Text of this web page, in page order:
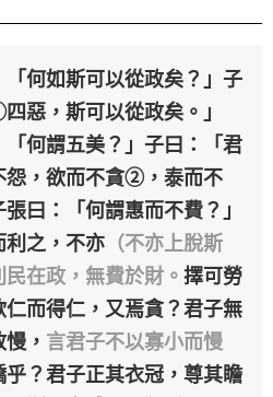
何如斯可以從政矣？」子
惡，斯可以從政矣。」
「何謂五美？」子曰：「君
怨，欲而不貪②，泰而不
曰：「何謂惠而不費？」
利之，不亦 （不亦上脫斯
民在政，無費於財。擇可勞
而得仁，又焉貪？君子無
， 言君子不以寡小而慢
？君子正其衣冠，尊其瞻